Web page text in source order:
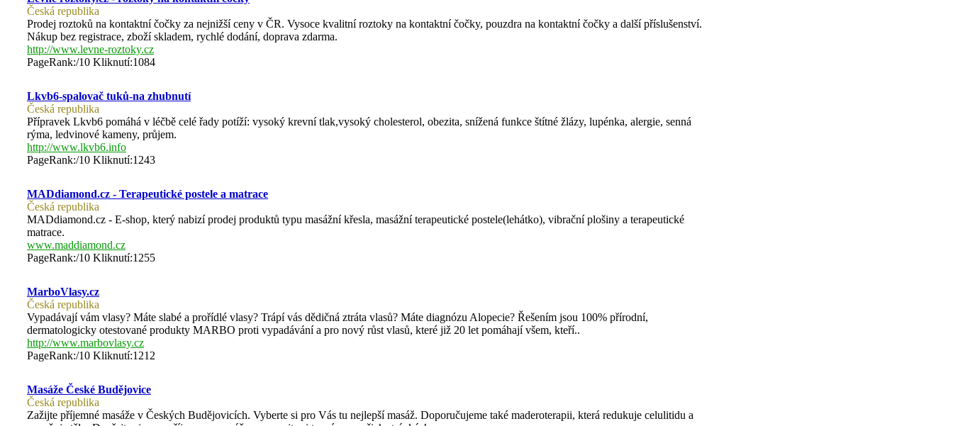
Česká republika
Prodej roztoků na kontaktní čočky za nejnižší ceny v ČR. Vysoce kvalitní roztoky na kontaktní čočky, pouzdra na kontaktní čočky a další příslušenství.
Nákup bez registrace, zboží skladem, rychlé dodání, doprava zdarma.
http://www.levne-roztoky.cz
PageRank:/10 Kliknutí:1084
Lkvb6-spalovač tuků-na zhubnutí
Česká republika
Přípravek Lkvb6 pomáhá v léčbě celé řady potíží: vysoký krevní tlak,vysoký cholesterol, obezita, snížená funkce štítné žlázy, lupénka, alergie, senná
rýma, ledvinové kameny, průjem.
http://www.lkvb6.info
PageRank:/10 Kliknutí:1243
MADdiamond.cz - Terapeutické postele a matrace
Česká republika
MADdiamond.cz - E-shop, který nabizí prodej produktů typu masážní křesla, masážní terapeutické postele(lehátko), vibrační plošiny a terapeutické
matrace.
www.maddiamond.cz
PageRank:/10 Kliknutí:1255
MarboVlasy.cz
Česká republika
Vypadávají vám vlasy? Máte slabé a prořídlé vlasy? Trápí vás dědičná ztráta vlasů? Máte diagnózu Alopecie? Řešením jsou 100% přírodní,
dermatologicky otestované produkty MARBO proti vypadávání a pro nový růst vlasů, které již 20 let pomáhají všem, kteří..
http://www.marbovlasy.cz
PageRank:/10 Kliknutí:1212
Masáže České Budějovice
Česká republika
Zažijte příjemné masáže v Českých Budějovicích. Vyberte si pro Vás tu nejlepší masáž. Doporučujeme také maderoterapii, která redukuje celulitidu a